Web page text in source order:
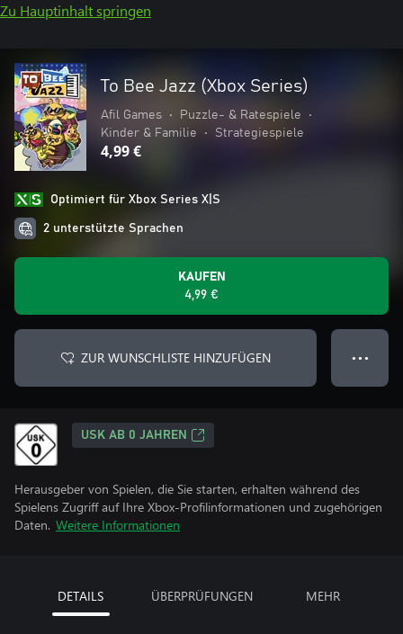
Zu Hauptinhalt springen
To Bee Jazz (Xbox Series)
Afil Games • Puzzle- & Ratespiele
•
Kinder & Familie
• Strategiespiele
4,99 €
Optimiert für Xbox Series X|S
2 unterstützte Sprachen
KAUFEN
4,99 €
ZUR WUNSCHLISTE HINZUFÜGEN ● ● ●
USK AB 0 JAHREN
Herausgeber von Spielen, die Sie starten, erhalten während des
Spielens Zugriff auf Ihre Xbox-Profilinformationen und zugehörigen
Daten. Weitere Informationen
DETAILS ÜBERPRÜFUNGEN MEHR